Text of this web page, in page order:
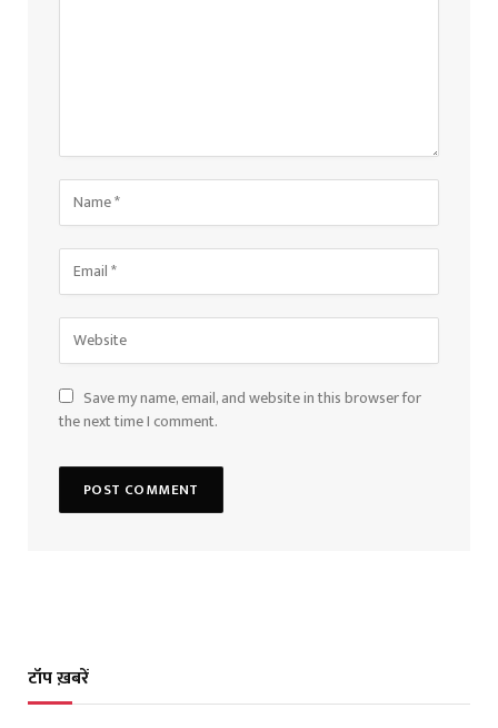
Save my name, email, and website in this browser for
the next time I comment.
टॉप ख़बरें